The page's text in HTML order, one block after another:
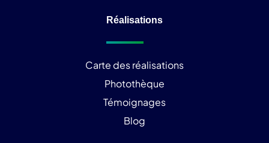
Réalisations
Carte des réalisations
Photothèque
Témoignages
Blog